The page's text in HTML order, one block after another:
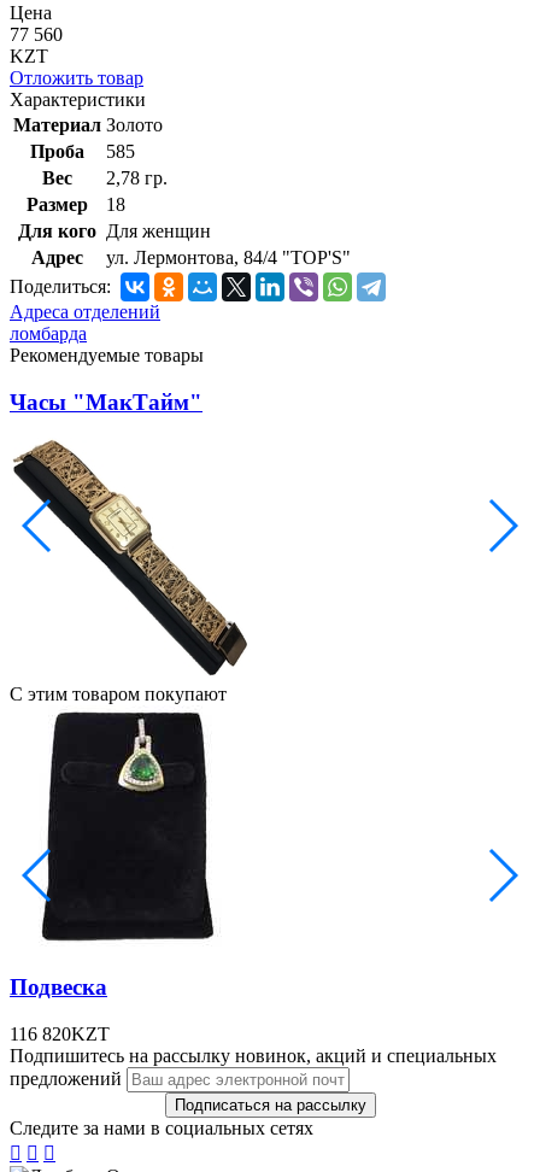
Цена
77 560
KZT
Отложить товар
Характеристики
Материал Золото
Проба
585
Вес
2,78 гр.
Размер
18
Для кого Для женщин
Адрес
ул. Лермонтова, 84/4 "TOP'S"
Поделиться:
Адреса отделений
ломбарда
Рекомендуемые товары
Часы "МакТайм"
С этим товаром покупают
Подвеска
116 820KZT
Подпишитесь на рассылку новинок, акций и специальных
предложений
Следите за нами в социальных сетях
  